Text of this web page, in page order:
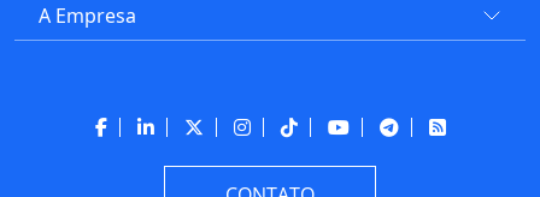
A Empresa